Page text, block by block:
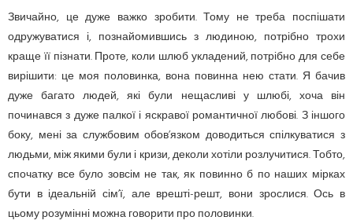
Звичайно, це дуже важко зробити. Тому не треба поспішати
одружуватися і, познайомившись з людиною, потрібно трохи
краще її пізнати. Проте, коли шлюб укладений, потрібно для себе
вирішити: це моя половинка, вона повинна нею стати. Я бачив
дуже багато людей, які були нещасливі у шлюбі, хоча він
починався з дуже палкої і яскравої романтичної любові. З іншого
боку, мені за службовим обов’язком доводиться спілкуватися з
людьми, між якими були і кризи, деколи хотіли розлучитися. Тобто,
спочатку все було зовсім не так, як повинно б по наших мірках
бути в ідеальній сім’ї, але врешті-решт, вони зрослися. Ось в
цьому розумінні можна говорити про половинки.